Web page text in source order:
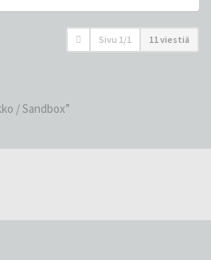
Sivu 1/1 11 viestiä
/ Sandbox”